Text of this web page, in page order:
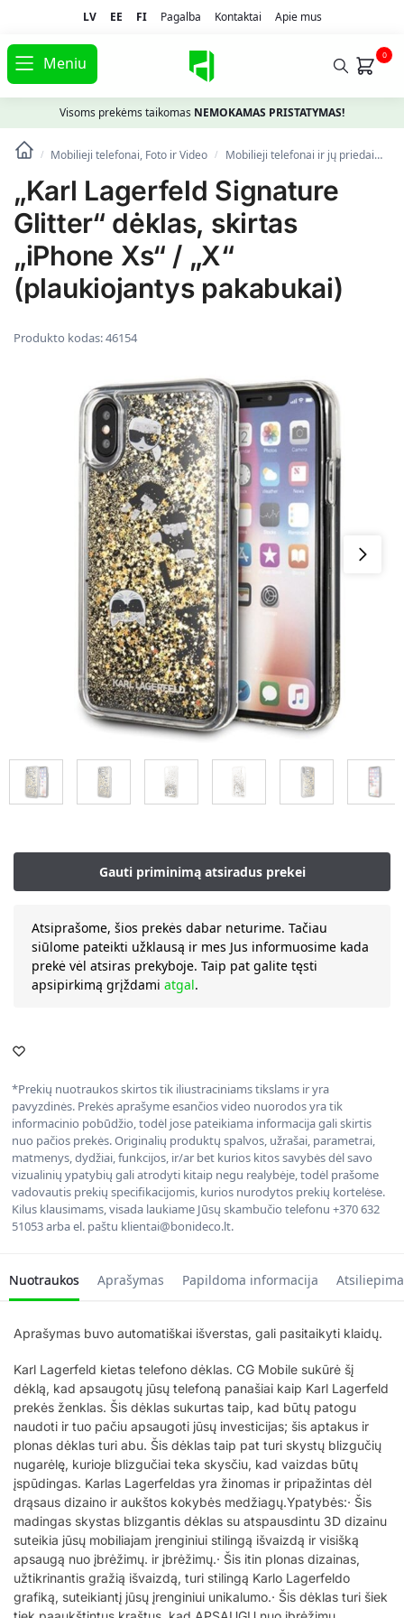
LV EE FI Pagalba Kontaktai Apie mus
Meniu 0
Visoms prekėms taikomas NEMOKAMAS PRISTATYMAS!
/ Mobilieji telefonai, Foto ir Video / Mobilieji telefonai ir jų priedai
„Karl Lagerfeld Signature
Glitter“ dėklas, skirtas
„iPhone Xs“ / „X“
(plaukiojantys pakabukai)
Produkto kodas:46154
Atsiprašome, šios prekės dabar neturime. Tačiau
siūlome pateikti užklausą ir mes Jus informuosime kada
prekė vėl atsiras prekyboje. Taip pat galite tęsti
apsipirkimą grįždami atgal.
*Prekių nuotraukos skirtos tik iliustraciniams tikslams ir yra
pavyzdinės. Prekės aprašyme esančios video nuorodos yra tik
informacinio pobūdžio, todėl jose pateikiama informacija gali skirtis
nuo pačios prekės. Originalių produktų spalvos, užrašai, parametrai,
matmenys, dydžiai, funkcijos, ir/ar bet kurios kitos savybės dėl savo
vizualinių ypatybių gali atrodyti kitaip negu realybėje, todėl prašome
vadovautis prekių specifikacijomis, kurios nurodytos prekių kortelėse.
Kilus klausimams, visada laukiame Jūsų skambučio telefonu +370 632
51053 arba el. paštu klientai@bonideco.lt.
Nuotraukos Aprašymas Papildoma informacija
Aprašymas buvo automatiškai išverstas, gali pasitaikyti klaidų.
Karl Lagerfeld kietas telefono dėklas. CG Mobile sukūrė šį
dėklą, kad apsaugotų jūsų telefoną panašiai kaip Karl Lagerfeld
prekės ženklas. Šis dėklas sukurtas taip, kad būtų patogu
naudoti ir tuo pačiu apsaugoti jūsų investicijas; šis aptakus ir
plonas dėklas turi abu. Šis dėklas taip pat turi skystų blizgučių
nugarėlę, kurioje blizgučiai teka skysčiu, kad vaizdas būtų
įspūdingas. Karlas Lagerfeldas yra žinomas ir pripažintas dėl
drąsaus dizaino ir aukštos kokybės medžiagų.Ypatybės:· Šis
madingas skystas blizgantis dėklas su atspausdintu 3D dizainu
suteikia jūsų mobiliajam įrenginiui stilingą išvaizdą ir visišką
apsaugą nuo įbrėžimų. ir įbrėžimų.· Šis itin plonas dizainas,
užtikrinantis gražią išvaizdą, turi stilingą Karlo Lagerfeldo
grafiką, suteikiantį jūsų įrenginiui unikalumo.· Šis dėklas turi šiek